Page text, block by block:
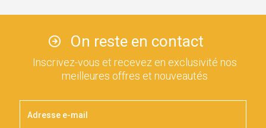
On reste en contact
Inscrivez-vous et recevez en exclusivité nos
meilleures offres et nouveautés